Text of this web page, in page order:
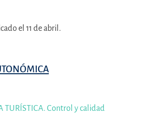
el 11 de abril.
TURÍSTICA. Control y calidad